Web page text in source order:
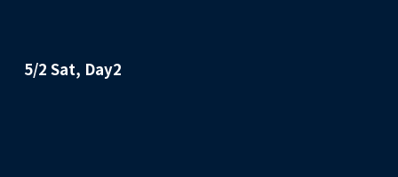
5/2 Sat, Day2